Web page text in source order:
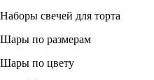
Наборы свечей для торта
Шары по размерам
Шары по цвету